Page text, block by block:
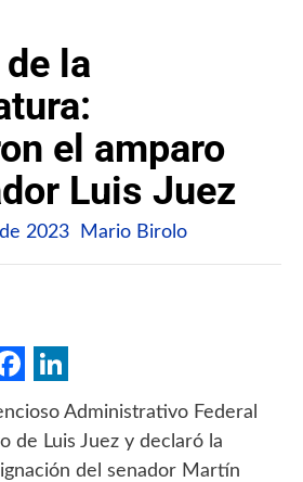
la
el amparo
Luis Juez
2023 Mario Birolo
LinkedIn
Administrativo Federal
de Luis Juez y declaró la
del senador Martín